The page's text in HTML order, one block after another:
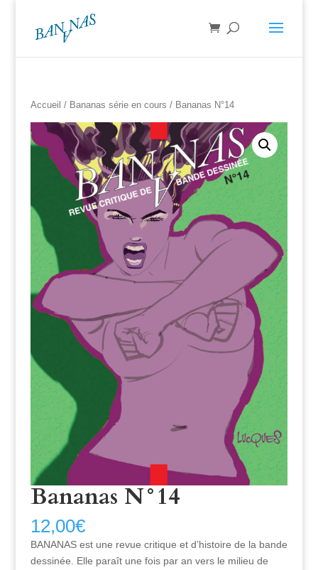
Accueil / Bananas série en cours / Bananas N°14
Bananas N°14
12,00€
BANANAS est une revue critique et d’histoire de la bande
dessinée. Elle paraît une fois par an vers le milieu de